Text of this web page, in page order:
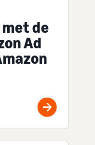
de
Ad